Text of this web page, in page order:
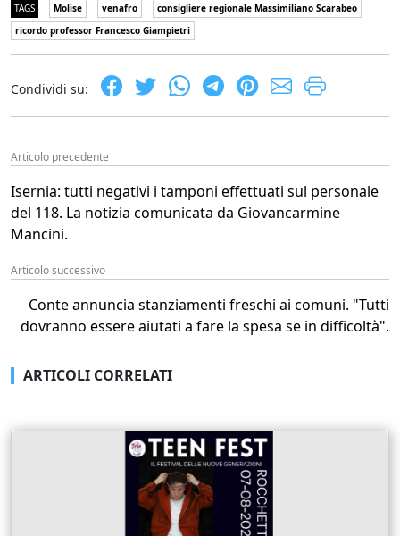
TAGS Molise venafro
consigliere regionale Massimiliano Scarabeo
ricordo professor Francesco Giampietri
Condividi su:
Articolo precedente
Isernia: tutti negativi i tamponi effettuati sul personale
del 118. La notizia comunicata da Giovancarmine
Mancini.
Articolo successivo
Conte annuncia stanziamenti freschi ai comuni. "Tutti
dovranno essere aiutati a fare la spesa se in difficoltà".
ARTICOLI CORRELATI